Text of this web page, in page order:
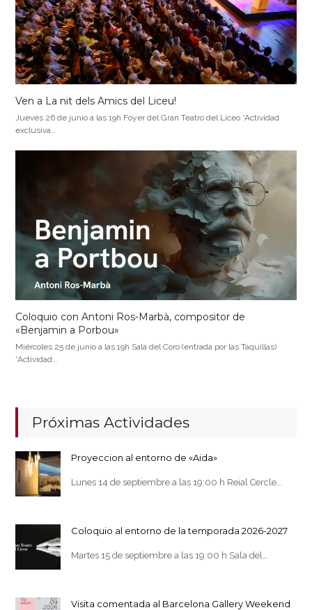
Ven a La nit dels Amics del Liceu!
Jueves 26 de junio a las 19h Foyer del Gran Teatro del Liceo *Actividad
exclusiva…
Coloquio con Antoni Ros-Marbà, compositor de
«Benjamin a Porbou»
Miércoles 25 de junio a las 19h Sala del Coro (entrada por las Taquillas)
*Actividad…
Próximas Actividades
Proyeccion al entorno de «Aida»
Lunes 14 de septiembre a las 19:00 h Reial Cercle…
Coloquio al entorno de la temporada 2026-2027
Martes 15 de septiembre a las 19:00 h Sala del…
Visita comentada al Barcelona Gallery Weekend